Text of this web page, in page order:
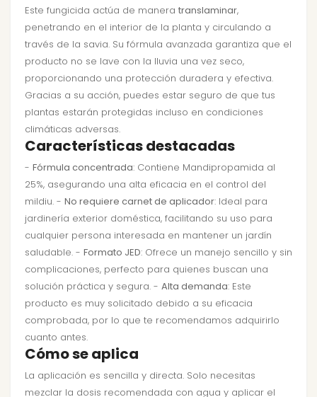
Este fungicida actúa de manera translaminar,
penetrando en el interior de la planta y circulando a
través de la savia. Su fórmula avanzada garantiza que el
producto no se lave con la lluvia una vez seco,
proporcionando una protección duradera y efectiva.
Gracias a su acción, puedes estar seguro de que tus
plantas estarán protegidas incluso en condiciones
climáticas adversas.
Características destacadas
- Fórmula concentrada: Contiene Mandipropamida al
25%, asegurando una alta eficacia en el control del
mildiu. - No requiere carnet de aplicador: Ideal para
jardinería exterior doméstica, facilitando su uso para
cualquier persona interesada en mantener un jardín
saludable. - Formato JED: Ofrece un manejo sencillo y sin
complicaciones, perfecto para quienes buscan una
solución práctica y segura. - Alta demanda: Este
producto es muy solicitado debido a su eficacia
comprobada, por lo que te recomendamos adquirirlo
cuanto antes.
Cómo se aplica
La aplicación es sencilla y directa. Solo necesitas
mezclar la dosis recomendada con agua y aplicar el